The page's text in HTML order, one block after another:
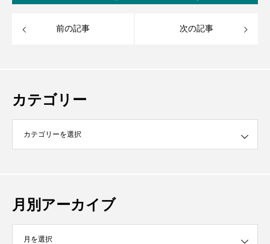
前の記事 次の記事
カテゴリー
月別アーカイブ